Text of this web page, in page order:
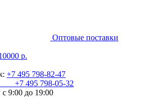
Оптовые поставки
р.
+7 495 798-82-47
798-05-32
с 9:00 до 19:00